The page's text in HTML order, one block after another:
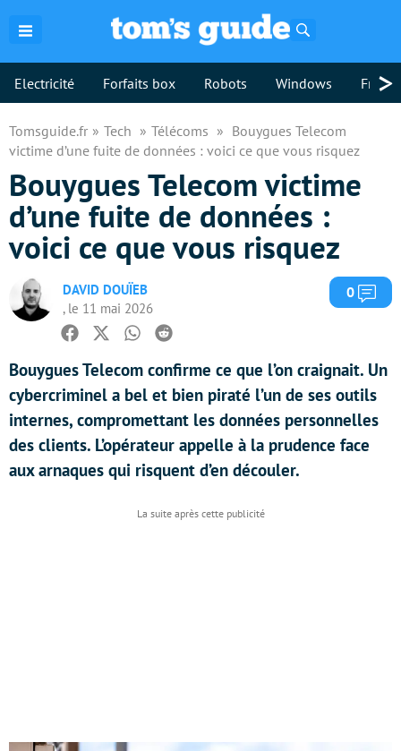
Electricité Forfaits box Robots Windows >
Tomsguide.fr Tech Télécoms
Bouygues Telecom
victime d’une fuite de données : voici ce que vous risquez
Bouygues Telecom victime
d’une fuite de données :
voici ce que vous risquez
DAVID DOUÏEB
, le 11 mai 2026
0
Facebook
TwitterWhatsapp
Reddit
Bouygues Telecom confirme ce que l’on craignait. Un
cybercriminel a bel et bien piraté l’un de ses outils
internes, compromettant les données personnelles
des clients. L’opérateur appelle à la prudence face
aux arnaques qui risquent d’en découler.